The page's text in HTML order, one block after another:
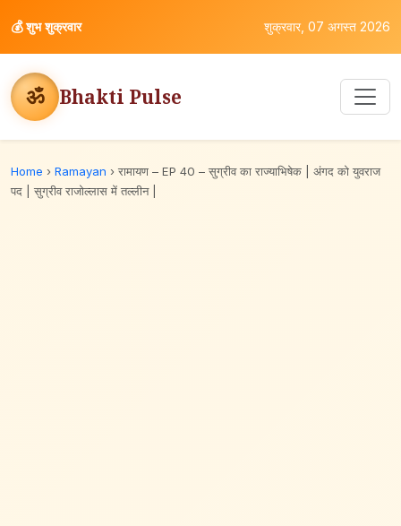
💰शुभ शुक्रवार शुक्रवार, 07 अगस्त 2026
ॐ Bhakti Pulse
Home › Ramayan › रामायण – EP 40 – सुग्रीव का राज्याभिषेक | अंगद को युवराज
पद | सुग्रीव राजोल्लास में तल्लीन |